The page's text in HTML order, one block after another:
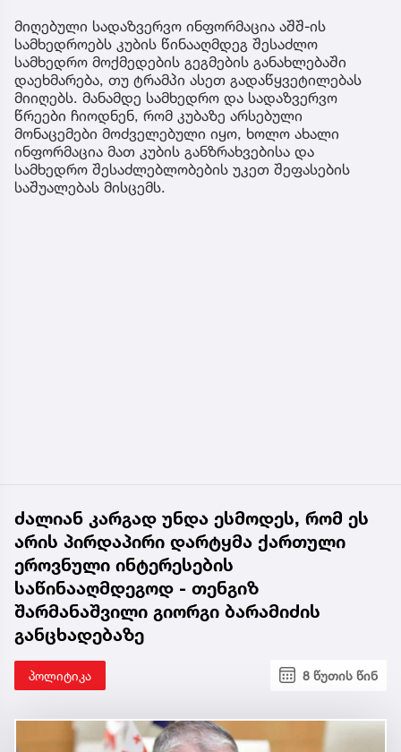
მიღებული სადაზვერვო ინფორმაცია აშშ-ის
სამხედროებს კუბის წინააღმდეგ შესაძლო
სამხედრო მოქმედების გეგმების განახლებაში
დაეხმარება, თუ ტრამპი ასეთ გადაწყვეტილებას
მიიღებს. მანამდე სამხედრო და სადაზვერვო
წრეები ჩიოდნენ, რომ კუბაზე არსებული
მონაცემები მოძველებული იყო, ხოლო ახალი
ინფორმაცია მათ კუბის განზრახვებისა და
სამხედრო შესაძლებლობების უკეთ შეფასების
საშუალებას მისცემს.
ძალიან კარგად უნდა ესმოდეს, რომ ეს
არის პირდაპირი დარტყმა ქართული
ეროვნული ინტერესების
საწინააღმდეგოდ - თენგიზ
შარმანაშვილი გიორგი ბარამიძის
განცხადებაზე
პოლიტიკა 8 წუთის წინ